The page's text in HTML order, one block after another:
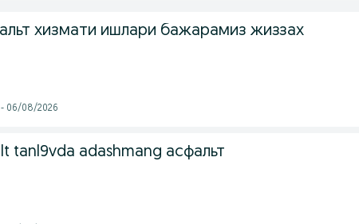
хизмати ишлари бажарамиз жиззах
06/08/2026
tanl9vda adashmang асфальт